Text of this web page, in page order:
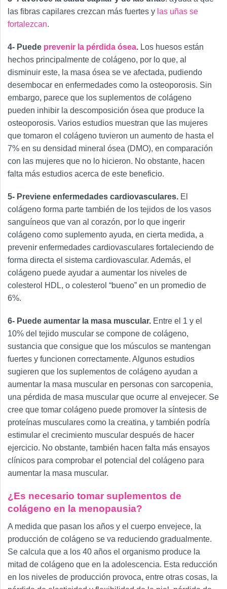
las fibras capilares crezcan más fuertes y las uñas se
fortalezcan.
4- Puede prevenir la pérdida ósea. Los huesos están
hechos principalmente de colágeno, por lo que, al
disminuir este, la masa ósea se ve afectada, pudiendo
desembocar en enfermedades como la osteoporosis. Sin
embargo, parece que los suplementos de colágeno
pueden inhibir la descomposición ósea que produce la
osteoporosis. Varios estudios muestran que las mujeres
que tomaron el colágeno tuvieron un aumento de hasta el
7% en su densidad mineral ósea (DMO), en comparación
con las mujeres que no lo hicieron. No obstante, hacen
falta más estudios acerca de este beneficio.
5- Previene enfermedades cardiovasculares. El
colágeno forma parte también de los tejidos de los vasos
sanguíneos que van al corazón, por lo que ingerir
colágeno como suplemento ayuda, en cierta medida, a
prevenir enfermedades cardiovasculares fortaleciendo de
forma directa el sistema cardiovascular. Además, el
colágeno puede ayudar a aumentar los niveles de
colesterol HDL, o colesterol “bueno” en un promedio de
6%.
6- Puede aumentar la masa muscular. Entre el 1 y el
10% del tejido muscular se compone de colágeno,
sustancia que consigue que los músculos se mantengan
fuertes y funcionen correctamente. Algunos estudios
sugieren que los suplementos de colágeno ayudan a
aumentar la masa muscular en personas con sarcopenia,
una pérdida de masa muscular que ocurre al envejecer. Se
cree que tomar colágeno puede promover la síntesis de
proteínas musculares como la creatina, y también podría
estimular el crecimiento muscular después de hacer
ejercicio. No obstante, también hacen falta más ensayos
clínicos para comprobar el potencial del colágeno para
aumentar la masa muscular.
¿Es necesario tomar suplementos de
colágeno en la menopausia?
A medida que pasan los años y el cuerpo envejece, la
producción de colágeno se va reduciendo gradualmente.
Se calcula que a los 40 años el organismo produce la
mitad de colágeno que en la adolescencia. Esta reducción
en los niveles de producción provoca, entre otras cosas, la